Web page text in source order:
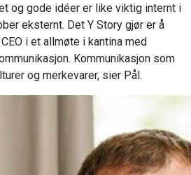
og gode idéer er like viktig internt i
eksternt. Det Y Story gjør er å
i et allmøte i kantina med
Kommunikasjon som
og merkevarer, sier Pål.